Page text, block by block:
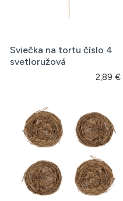
Sviečka na tortu číslo 4
svetloružová
2,89 €